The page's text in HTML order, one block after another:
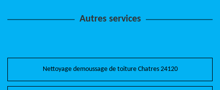
Autres services
Nettoyage demoussage de toiture Chatres 24120